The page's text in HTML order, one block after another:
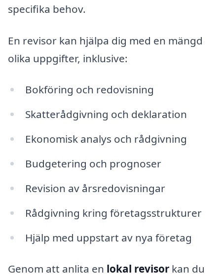
specifika behov.
En revisor kan hjälpa dig med en mängd
olika uppgifter, inklusive:
Bokföring och redovisning
Skatterådgivning och deklaration
Ekonomisk analys och rådgivning
Budgetering och prognoser
Revision av årsredovisningar
Rådgivning kring företagsstrukturer
Hjälp med uppstart av nya företag
Genom att anlita en lokal revisor kan du